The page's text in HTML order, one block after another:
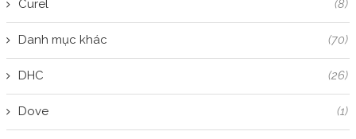
Curel (8)
Danh mục khác (70)
DHC (26)
Dove (1)